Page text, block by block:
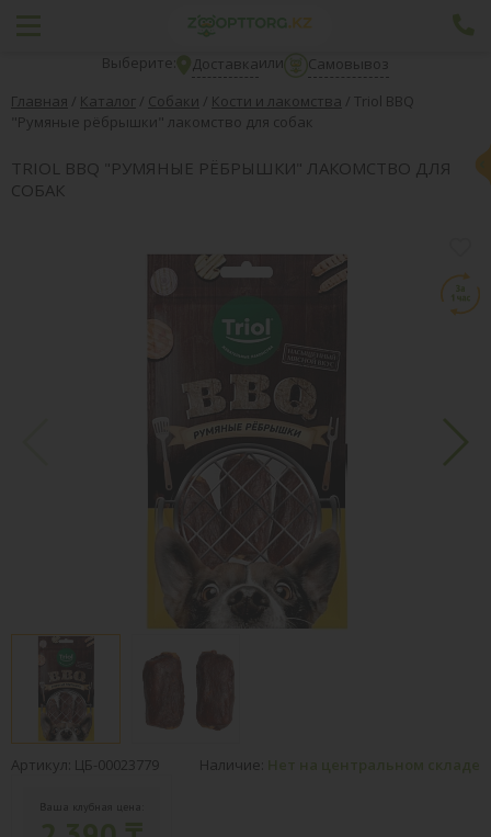
Выберите: Доставкаили
Самовывоз
Главная / Каталог / Собаки / Кости и лакомства / Triol BBQ
"Румяные рёбрышки" лакомство для собак
TRIOL BBQ "РУМЯНЫЕ РЁБРЫШКИ" ЛАКОМСТВО ДЛЯ
СОБАК
Артикул: ЦБ-00023779 Наличие: Нет на центральном складе
Ваша клубная цена: